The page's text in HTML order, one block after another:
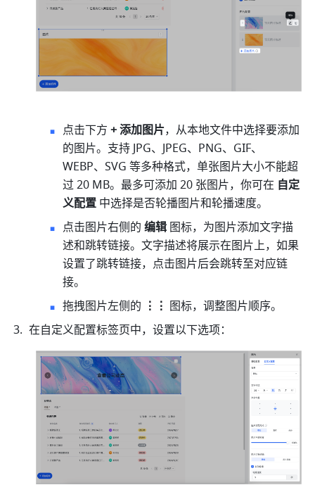
点击下方 + 添加图片，从本地文件中选择要添加
的图片。支持 JPG、JPEG、PNG、GIF、
WEBP、SVG 等多种格式，单张图片大小不能超
过 20 MB。最多可添加 20 张图片，你可在 自定
义配置 中选择是否轮播图片和轮播速度。
点击图片右侧的 编辑 图标，为图片添加文字描
述和跳转链接。文字描述将展示在图片上，如果
设置了跳转链接，点击图片后会跳转至对应链
接。
拖拽图片左侧的 ⋮⋮ 图标，调整图片顺序。
在自定义配置标签页中，设置以下选项：